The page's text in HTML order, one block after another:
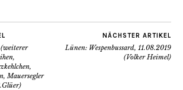
(weiterer
Mauersegler
NÄCHSTER ARTIKEL
Lünen: Wespenbussard, 11.08.2019
(Volker Heimel)